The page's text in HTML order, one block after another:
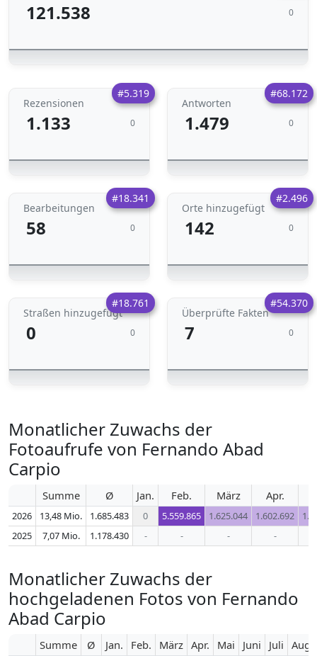
121.538 0
#5.319
Rezensionen
1.133 0
#68.172
Antworten
1.479 0
#18.341
Bearbeitungen
58 0
#2.496
Orte hinzugefügt
142 0
#18.761
Straßen hinzugefügt
0 0
#54.370
Überprüfte Fakten
7 0
Monatlicher Zuwachs der
Fotoaufrufe von Fernando Abad
Carpio
Summe Ø Jan. Feb. März Apr.
2026 13,48 Mio. 1.685.483 0 5.559.865 1.625.044 1.602.692
2025
7,07 Mio. 1.178.430 - - - -
Monatlicher Zuwachs der
hochgeladenen Fotos von Fernando
Abad Carpio
Summe Ø Jan. Feb. März Apr. Mai Juni Juli Aug.